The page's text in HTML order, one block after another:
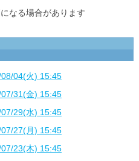
なる場合があります
04(火) 15:45
31(金) 15:45
29(水) 15:45
27(月) 15:45
23(木) 15:45